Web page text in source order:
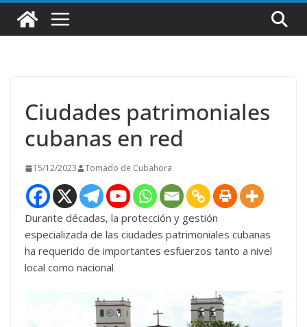
Ciudades patrimoniales
cubanas en red
15/12/2023 Tomado de Cubahora
Durante décadas, la protección y gestión
especializada de las ciudades patrimoniales cubanas
ha requerido de importantes esfuerzos tanto a nivel
local como nacional